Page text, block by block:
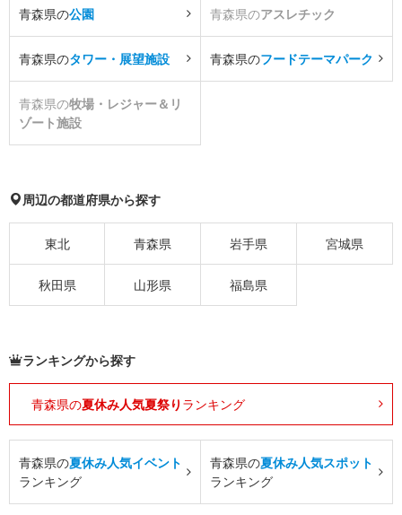
青森県の公園 青森県のアスレチック
青森県のタワー・展望施設 青森県のフードテーマパーク
青森県の牧場・レジャー＆リ
ゾート施設
周辺の都道府県から探す
東北 青森県 岩手県 宮城県
秋田県 山形県 福島県
ランキングから探す
青森県の夏休み人気夏祭り ランキング
青森県の夏休み人気イベント
ランキング
青森県の夏休み人気スポット
ランキング